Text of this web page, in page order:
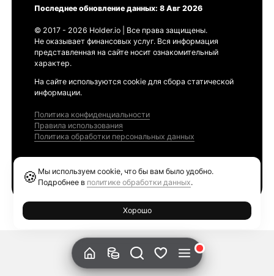
Последнее обновление данных: 8 Авг 2026
© 2017 - 2026 Holder.io | Все права защищены.
Не оказывает финансовых услуг. Вся информация
представленная на сайте носит ознакомительный
характер.
На сайте используются cookie для сбора статической
информации.
Политика конфиденциальности
Правила использования
Политика обработки персональных данных
🍪 Мы используем cookie, что бы вам было удобно.
Подробнее в политике обработки данных.
Хорошо
Ethereum GAS Tracker